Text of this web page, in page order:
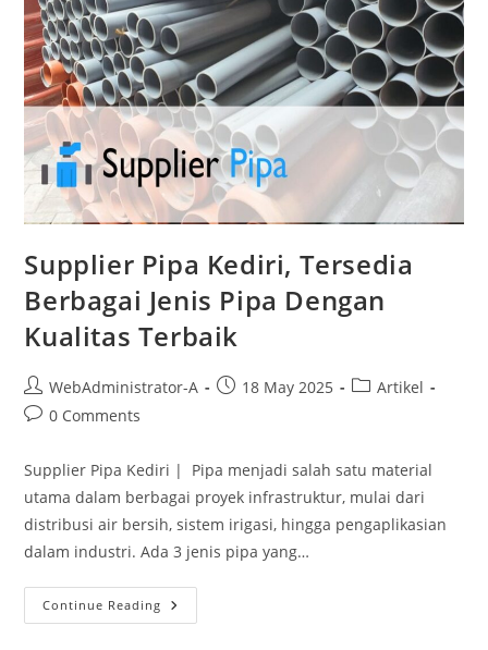
Supplier Pipa Kediri, Tersedia
Berbagai Jenis Pipa Dengan
Kualitas Terbaik
WebAdministrator-A 18 May 2025
Artikel
0 Comments
Supplier Pipa Kediri | Pipa menjadi salah satu material
utama dalam berbagai proyek infrastruktur, mulai dari
distribusi air bersih, sistem irigasi, hingga pengaplikasian
dalam industri. Ada 3 jenis pipa yang…
Continue Reading